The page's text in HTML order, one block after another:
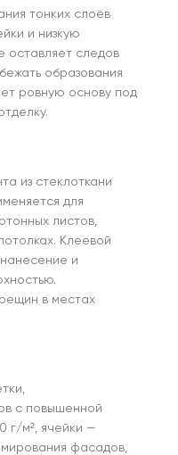
тонких слоёв
и низкую
оставляет следов
образования
ровную основу под
из стеклоткани
для
листов,
Клеевой
и
в местах
с повышенной
г/м², ячейки —
фасадов,